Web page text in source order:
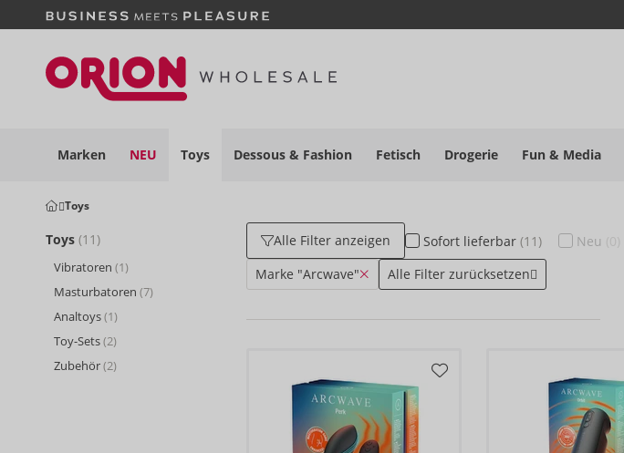
Marken NEU Toys Dessous & Fashion Fetisch Drogerie Fun & Media
Toys
Toys (11)
Vibratoren (1)
Masturbatoren (7)
Analtoys(1)
Toy-Sets(2)
Zubehör(2)
Alle Filter anzeigen Sofort lieferbar (11) Neu (0)
Marke "Arcwave"
Alle Filter zurücksetzen